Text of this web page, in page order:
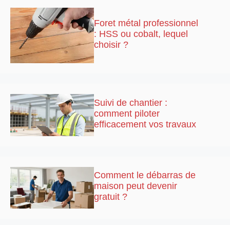
Foret métal professionnel
: HSS ou cobalt, lequel
choisir ?
Suivi de chantier :
comment piloter
efficacement vos travaux
Comment le débarras de
maison peut devenir
gratuit ?